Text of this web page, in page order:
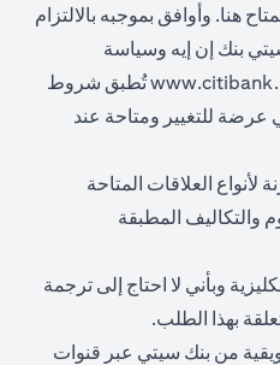
هنا(opens in a new tab). وأوافق بموجبه بالالتزام
بنك إن إيه وسياسة
(opens in a new tab)تُطبق شروط
عرضة للتغيير ومتاحة عند
العلاقات المتاحة
والتكاليف المطبقة
وبأني لا احتاج إلى ترجمة
بهذا الطلب.
من بنك سيتي عبر قنوات